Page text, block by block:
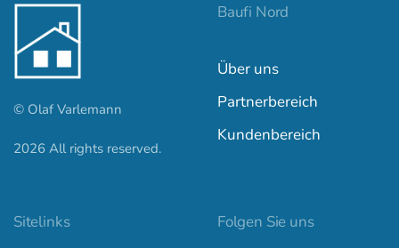
© Olaf Varlemann
2026 All rights reserved.
Baufi Nord
Über uns
Partnerbereich
Kundenbereich
Sitelinks Folgen Sie uns
baufi-nord.de